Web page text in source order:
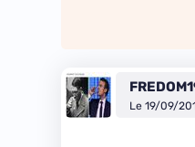
Le 19/09/